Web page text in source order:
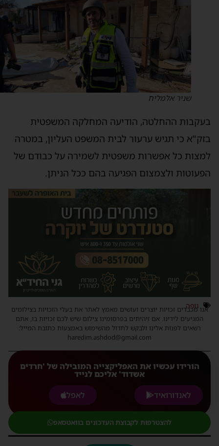
שניר אלמליח
ההחלטה, הודיעה המחלקה המשפטית
כי תגיש ערעור לבית המשפט העליון, במטרה
כל אפשרות משפטית לשמירה על כבודם של
ולצמצום הפגיעה בהם ככל הניתן.
גופה
אנו מכבדים זכויות יוצרים ועושים מאמץ לאתר את בעלי הזכויות בצילומים
המגיעים לידינו. אם זיהיתים בפרסומינו צילום שיש לכם זכויות בו, אתם
רשאים לפנות אלינו ולבקש לחדול מהשימוש באמצעות כתובת המייל:
haredim.ashdod@gmail.com
הורידו עכשיו את האפליקצייה המובילה של 'חרדים
אשדוד' אליכם לנייד
לאנדורואיד
לאפל
להצטרפות לקבוצת העדכונים בוואטסאפ